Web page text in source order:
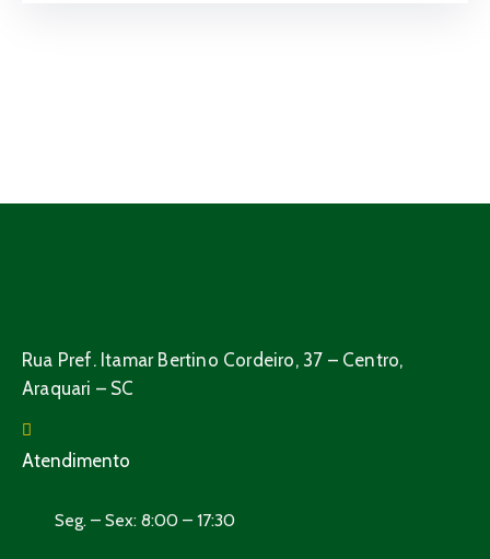
Rua Pref. Itamar Bertino Cordeiro, 37 – Centro,
Araquari – SC
Atendimento
Seg. – Sex: 8:00 – 17:30